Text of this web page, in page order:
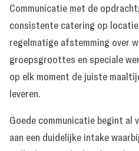
Communicatie met de
consistente catering op
regelmatige afstemming over
groepsgroottes en speciale
op elk moment de juiste
leveren.
Goede communicatie begint al
aan een duidelijke intake